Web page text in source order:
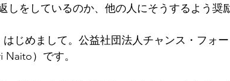
しをしているのか、他の人にそうするよう奨
はじめまして。公益社団法人チャンス・フォ
Naito）です。